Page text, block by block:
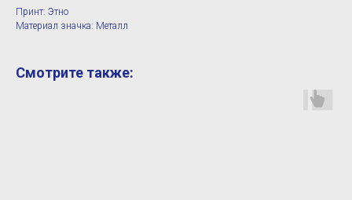
Принт: Этно
Материал значка: Металл
Смотрите также: